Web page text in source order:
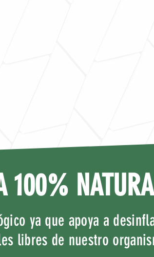
100%
ya que apoya a
libres de nuestro